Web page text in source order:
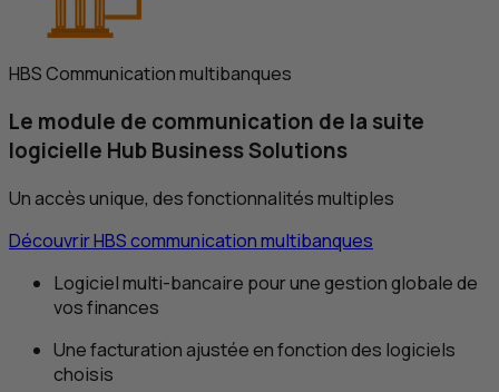
HBSCommunication multibanques
Le module de communication de la suite
logicielle Hub Business Solutions
Un accès unique, des fonctionnalités multiples
DécouvrirHBScommunication multibanques
Logiciel multi-bancaire pour une gestion globale de
vos finances
Une facturation ajustée en fonction des logiciels
choisis